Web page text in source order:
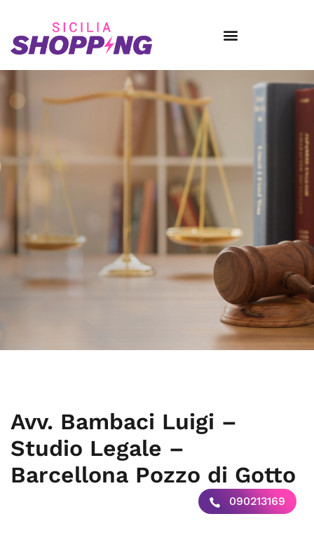
Avv. Bambaci Luigi –
Studio Legale –
Barcellona Pozzo di Gotto
090213169